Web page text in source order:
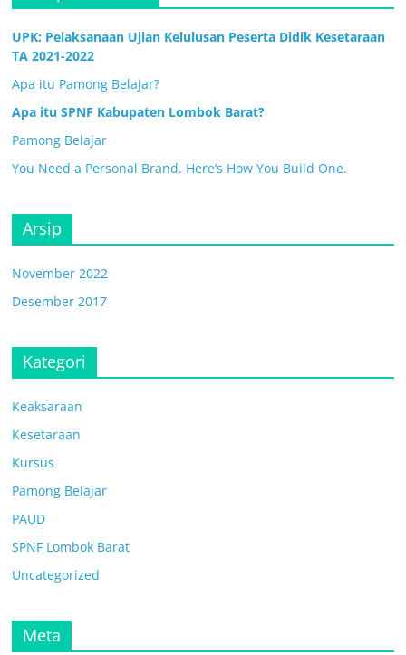
UPK: Pelaksanaan Ujian Kelulusan Peserta Didik Kesetaraan
TA 2021-2022
Apa itu Pamong Belajar?
Apa itu SPNF Kabupaten Lombok Barat?
Pamong Belajar
You Need a Personal Brand. Here’s How You Build One.
Arsip
November 2022
Desember 2017
Kategori
Keaksaraan
Kesetaraan
Kursus
Pamong Belajar
PAUD
SPNF Lombok Barat
Uncategorized
Meta